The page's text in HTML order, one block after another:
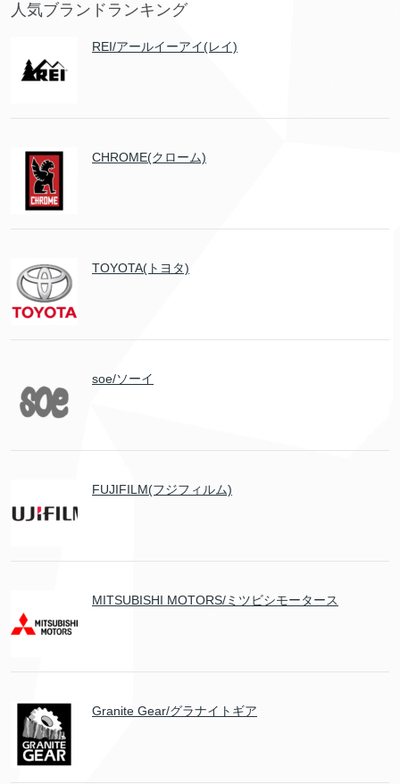
人気ブランドランキング
REI/アールイーアイ(レイ)
CHROME(クローム)
TOYOTA(トヨタ)
soe/ソーイ
FUJIFILM(フジフィルム)
MITSUBISHI MOTORS/ミツビシモータース
Granite Gear/グラナイトギア